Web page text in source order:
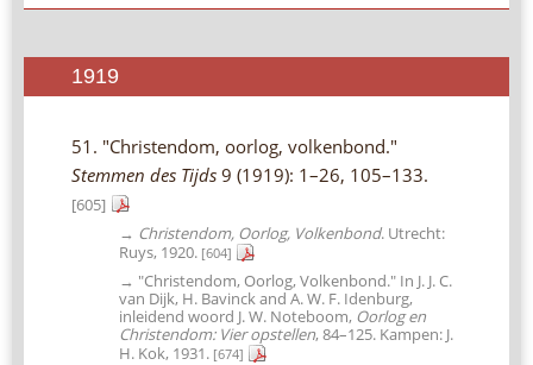
1919
51. "Christendom, oorlog, volkenbond."
Stemmen des Tijds 9 (1919): 1–26, 105–133.
[605]
→ Christendom, Oorlog, Volkenbond. Utrecht:
Ruys, 1920. [604]
→ "Christendom, Oorlog, Volkenbond." In J. J. C.
van Dijk, H. Bavinck and A. W. F. Idenburg,
inleidend woord J. W. Noteboom, Oorlog en
Christendom: Vier opstellen, 84–125. Kampen: J.
H. Kok, 1931. [674]